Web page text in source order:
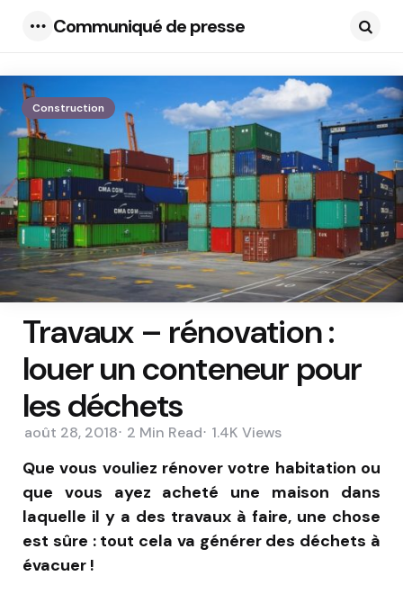
Communiqué de presse
Construction
Travaux – rénovation :
louer un conteneur pour
les déchets
août 28, 2018 2 Min Read 1.4K Views
Que vous vouliez rénover votre habitation ou
que vous ayez acheté une maison dans
laquelle il y a des travaux à faire, une chose
est sûre : tout cela va générer des déchets à
évacuer !